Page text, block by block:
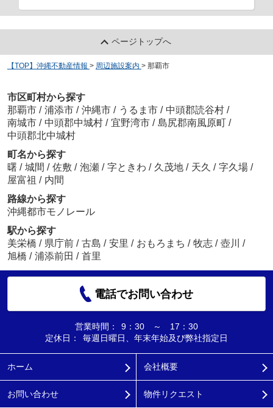
ページトップへ
【TOP】沖縄不動産情報 > 周辺施設案内 > 那覇市
市区町村から探す
那覇市 / 浦添市 / 沖縄市 / うるま市 / 中頭郡読谷村 /
南城市 / 中頭郡中城村 / 宜野湾市 / 島尻郡南風原町 /
中頭郡北中城村
町名から探す
曙 / 城間 / 佐敷 / 泡瀬 / 字ときわ / 久茂地 / 天久 / 字久場 /
屋富祖 / 内間
路線から探す
沖縄都市モノレール
駅から探す
美栄橋 / 県庁前 / 古島 / 安里 / おもろまち / 牧志 / 壺川
/
旭橋 / 浦添前田 / 首里
電話でお問い合わせ
営業時間：
9：30 ～ 17：30
定休日：
毎週日曜日、年末年始及び弊社指定日
ホーム 会社概要
お問い合わせ 物件リクエスト